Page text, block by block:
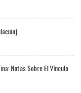
Notas Sobre El Vínculo